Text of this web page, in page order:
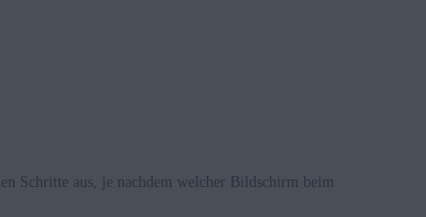
Schritte aus, je nachdem welcher Bildschirm beim